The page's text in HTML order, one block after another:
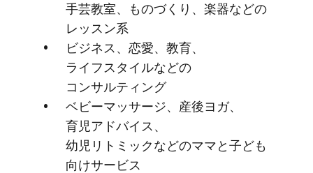
手芸教室、​もの​づくり、​楽器などの​
レッスン系
ビジネス、​恋愛、​教育、​
ライフスタイルなどの​
コンサルティング
ベビーマッサージ、​産後ヨガ、​
育児アドバイス、​
幼児リトミックなどの​ママと​子ども​
向けサービス